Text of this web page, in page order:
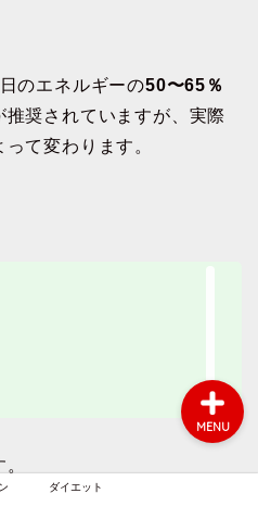
のエネルギーの50〜65％
推奨されていますが、実際
て変わります。
ダイエット
MENU